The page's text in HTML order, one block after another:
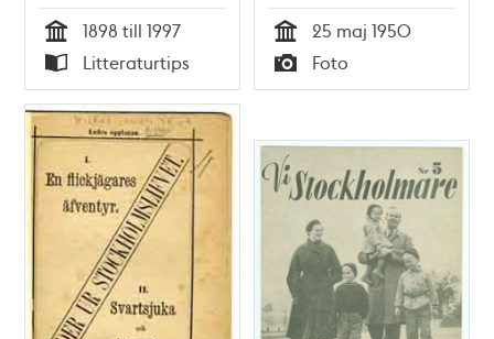
Tid
1898 till 1997
Typ
Litteraturtips Tid
25 maj 1950
Typ
Foto